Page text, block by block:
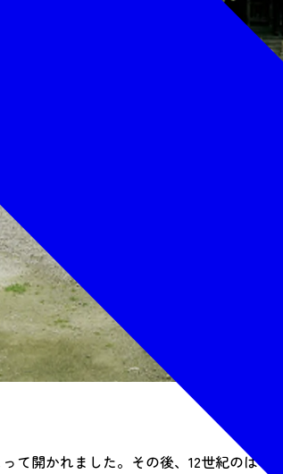
開かれました。その後、12世紀のはじ